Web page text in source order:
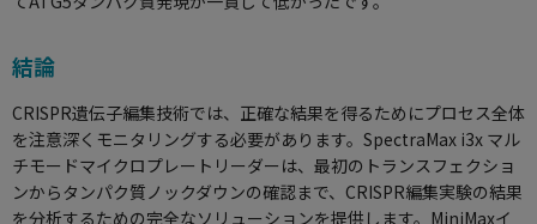
結論
CRISPR遺伝子編集技術では、正確な結果を得るためにプロセス全体
を注意深くモニタリングする必要があります。SpectraMax i3x マル
チモードマイクロプレートリーダーは、最初のトランスフェクショ
ンからタンパク質ノックダウンの確認まで、CRISPR編集実験の結果
を分析するための完全なソリューションを提供します。MiniMaxイ